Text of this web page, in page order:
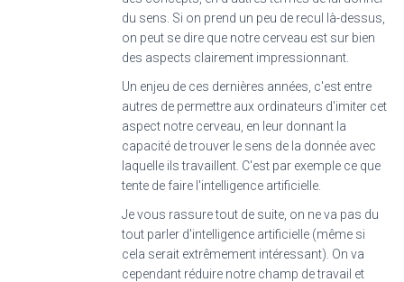
du sens. Si on prend un peu de recul là-dessus,
on peut se dire que notre cerveau est sur bien
des aspects clairement impressionnant.
Un enjeu de ces dernières années, c'est entre
autres de permettre aux ordinateurs d'imiter cet
aspect notre cerveau, en leur donnant la
capacité de trouver le sens de la donnée avec
laquelle ils travaillent. C'est par exemple ce que
tente de faire l'intelligence artificielle.
Je vous rassure tout de suite, on ne va pas du
tout parler d'intelligence artificielle (même si
cela serait extrêmement intéressant). On va
cependant réduire notre champ de travail et